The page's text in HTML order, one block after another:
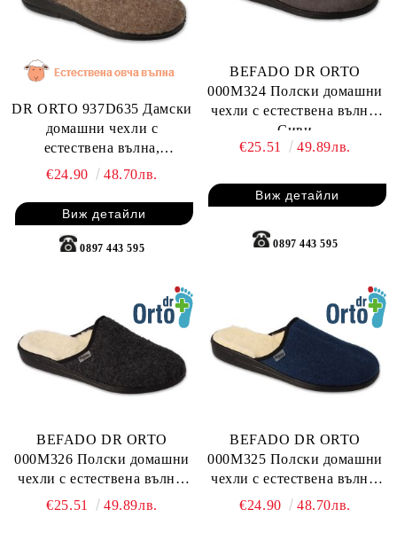
DR ORTO 937D635 Дамски
домашни чехли с
естествена вълна,
Светлокафяви
€24.90 48.70лв.
Виж детайли
0897 443 595
BEFADO DR ORTO
000M324 Полски домашни
чехли с естествена вълна,
Сиви
€25.51
49.89лв.
Виж детайли
0897 443 595
BEFADO DR ORTO
000M326 Полски домашни
чехли с естествена вълна,
Черни
€25.51 49.89лв.
BEFADO DR ORTO
000M325 Полски домашни
чехли с естествена вълна,
Сини
€24.90 48.70лв.